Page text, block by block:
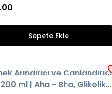
Sepete Ekle
KARGO
Arındırıcı ve Canlandırıcı
ml | Aha - Bha, Glikolik